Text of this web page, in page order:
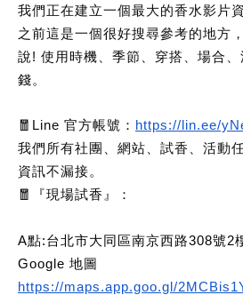
我們正在建立一個最大的香水影片
之前這是一個很好搜尋參考的地方
說! 使用時機、季節、穿搭、場合
錢。
🧧Line 官方帳號： https://lin.ee/
我們所有社團、網站、試香、活動
資訊不漏接。
🧧
『現場試香』：
A點:台北市大同區南京西路308號2
Google 地圖
https://maps.app.goo.gl/